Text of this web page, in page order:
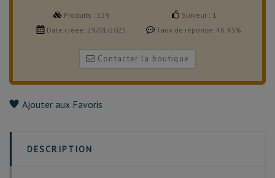
Produits : 529 Suiveur : 1
Date créée: 29/01/2025 Taux de réponse: 46.43%
Contacter la boutique
Ajouter aux Favoris
DESCRIPTION